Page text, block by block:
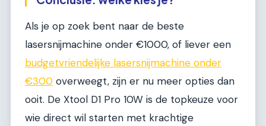
Als je op zoek bent naar de beste
lasersnijmachine onder €1000, of liever een
budgetvriendelijke lasersnijmachine onder
€300 overweegt, zijn er nu meer opties dan
ooit. De Xtool D1 Pro 10W is de topkeuze voor
wie direct wil starten met krachtige